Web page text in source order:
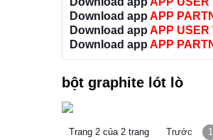
Download app APP
Download app APP USER
Download app APP
bột graphite lót lò
Trang 2 của 2 trang Trước 1